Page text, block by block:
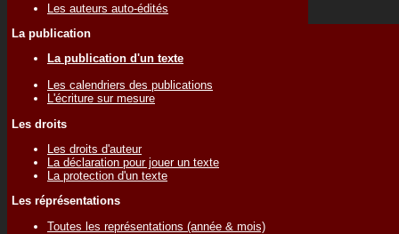
Les auteurs auto-édités
La publication
La publication d'un texte
Les calendriers des publications
L'écriture sur mesure
Les droits
Les droits d'auteur
La déclaration pour jouer un texte
La protection d'un texte
Les réprésentations
Toutes les représentations (année & mois)